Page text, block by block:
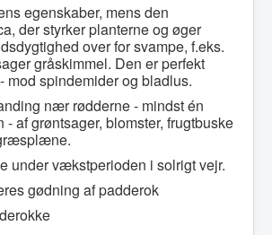
egenskaber, mens den
der styrker planterne og øger
over for svampe, f.eks.
gråskimmel. Den er perfekt
mod spindemider og bladlus.
nær rødderne - mindst én
af grøntsager, blomster, frugtbuske
under vækstperioden i solrigt vejr.
gødning af padderok